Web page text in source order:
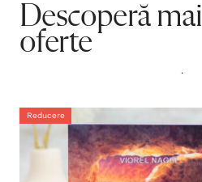
Descoperă
oferte
.
Reducere